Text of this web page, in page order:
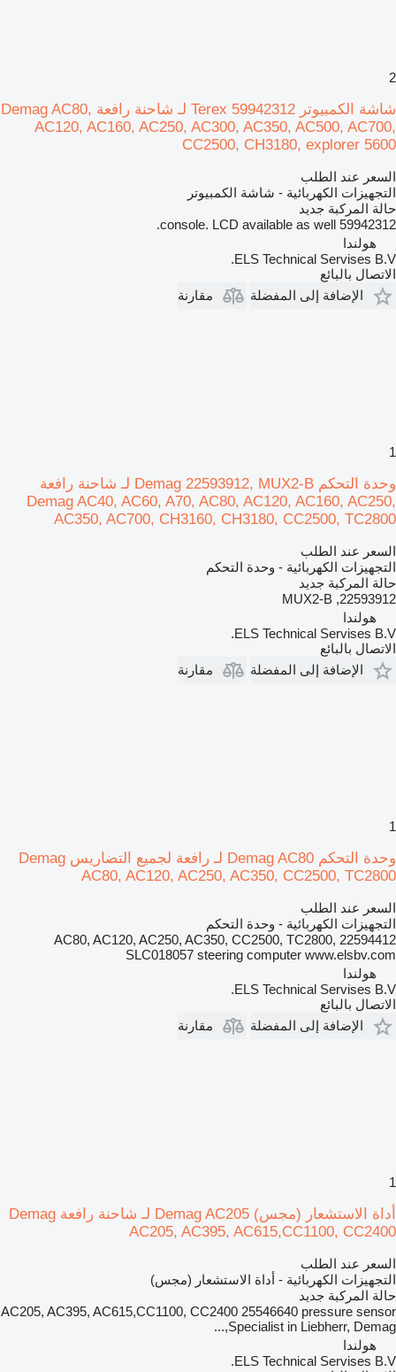
2
شاشة الكمبيوتر Terex 59942312 لـ شاحنة رافعة Demag AC80,
AC120, AC160, AC250, AC300, AC350, AC500, AC700,
CC2500, CH3180, explorer 5600
السعر عند الطلب
التجهيزات الكهربائية - شاشة الكمبيوتر
حالة المركبة جديد
59942312 console. LCD available as well.
هولندا
ELS Technical Servises B.V.
الاتصال بالبائع
الإضافة إلى المفضلة
مقارنة
1
وحدة التحكم Demag 22593912, MUX2-B لـ شاحنة رافعة
Demag AC40, AC60, A70, AC80, AC120, AC160, AC250,
AC350, AC700, CH3160, CH3180, CC2500, TC2800
السعر عند الطلب
التجهيزات الكهربائية - وحدة التحكم
حالة المركبة جديد
22593912, MUX2-B
هولندا
ELS Technical Servises B.V.
الاتصال بالبائع
الإضافة إلى المفضلة
مقارنة
1
وحدة التحكم Demag AC80 لـ رافعة لجميع التضاريس Demag
AC80, AC120, AC250, AC350, CC2500, TC2800
السعر عند الطلب
التجهيزات الكهربائية - وحدة التحكم
AC80, AC120, AC250, AC350, CC2500, TC2800, 22594412
SLC018057 steering computer www.elsbv.com
هولندا
ELS Technical Servises B.V.
الاتصال بالبائع
الإضافة إلى المفضلة
مقارنة
1
أداة الاستشعار (مجس) Demag AC205 لـ شاحنة رافعة Demag
AC205, AC395, AC615,CC1100, CC2400
السعر عند الطلب
التجهيزات الكهربائية - أداة الاستشعار (مجس)
حالة المركبة جديد
AC205, AC395, AC615,CC1100, CC2400 25546640 pressure sensor
Specialist in Liebherr, Demag,...
هولندا
ELS Technical Servises B.V.